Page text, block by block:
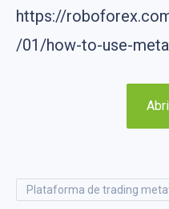
https://
/01/how-to-use-
plataforma de trading